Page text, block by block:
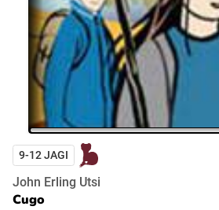
9-12 JAGI
John Erling Utsi
Cugo